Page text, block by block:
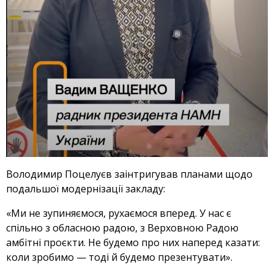
Володимир Поцелуєв заінтригував планами щодо
подальшої модернізації закладу:
«Ми не зупиняємося, рухаємося вперед. У нас є
спільно з обласною радою, з Верховною Радою
амбітні проєкти. Не будемо про них наперед казати:
коли зробимо — тоді й будемо презентувати».